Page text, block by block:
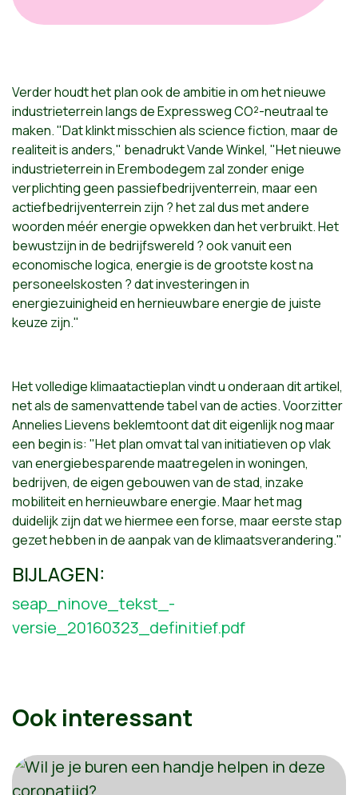
Verder houdt het plan ook de ambitie in om het nieuwe
industrieterrein langs de Expressweg CO²-neutraal te
maken. "Dat klinkt misschien als science fiction, maar de
realiteit is anders," benadrukt Vande Winkel, "Het nieuwe
industrieterrein in Erembodegem zal zonder enige
verplichting geen passiefbedrijventerrein, maar een
actiefbedrijventerrein zijn ? het zal dus met andere
woorden méér energie opwekken dan het verbruikt. Het
bewustzijn in de bedrijfswereld ? ook vanuit een
economische logica, energie is de grootste kost na
personeelskosten ? dat investeringen in
energiezuinigheid en hernieuwbare energie de juiste
keuze zijn."
Het volledige klimaatactieplan vindt u onderaan dit artikel,
net als de samenvattende tabel van de acties. Voorzitter
Annelies Lievens beklemtoont dat dit eigenlijk nog maar
een begin is: "Het plan omvat tal van initiatieven op vlak
van energiebesparende maatregelen in woningen,
bedrijven, de eigen gebouwen van de stad, inzake
mobiliteit en hernieuwbare energie. Maar het mag
duidelijk zijn dat we hiermee een forse, maar eerste stap
gezet hebben in de aanpak van de klimaatsverandering."
BIJLAGEN:
seap_ninove_tekst_-
versie_20160323_definitief.pdf
Ook interessant